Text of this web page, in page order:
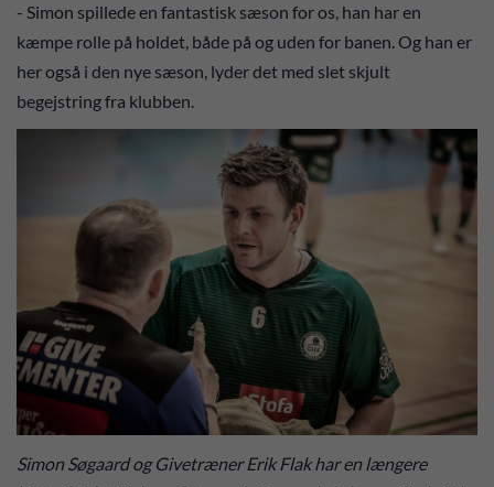
- Simon spillede en fantastisk sæson for os, han har en
kæmpe rolle på holdet, både på og uden for banen. Og han er
her også i den nye sæson, lyder det med slet skjult
begejstring fra klubben.
Simon Søgaard og Givetræner Erik Flak har en længere